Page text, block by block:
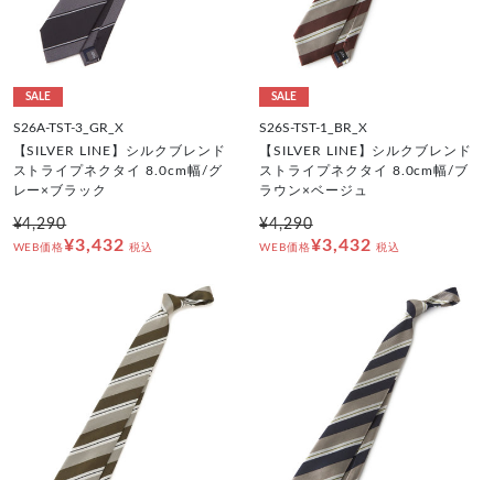
SALE
S26A-TST-3_GR_X
【SILVER LINE】シルクブレンド
ストライプネクタイ 8.0cm幅/グ
レー×ブラック
¥4,290
WEB価格¥3,432 税込
SALE
S26S-TST-1_BR_X
【SILVER LINE】シルクブレンド
ストライプネクタイ 8.0cm幅/ブ
ラウン×ベージュ
¥4,290
WEB価格¥3,432 税込